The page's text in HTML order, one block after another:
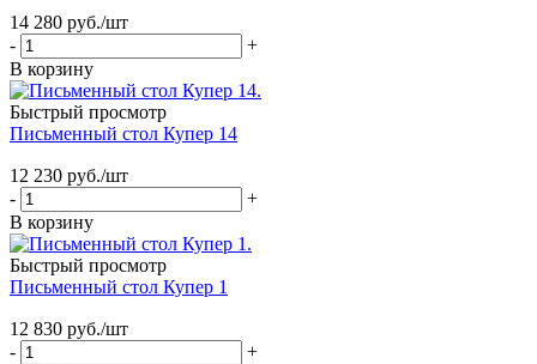
14 280 руб./шт
-
+
В корзину
Быстрый просмотр
Письменный стол Купер 14
12 230 руб./шт
-
+
В корзину
Быстрый просмотр
Письменный стол Купер 1
12 830 руб./шт
-
+